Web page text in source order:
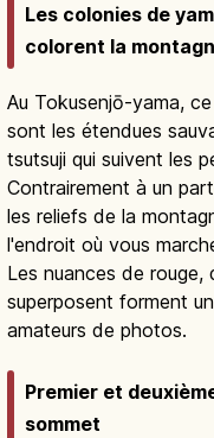
Les colonies de
colorent la
Au Tokusenjō-yama,
sont les étendues
tsutsuji qui suivent les
Contrairement à un
les reliefs de la
l'endroit où vous
Les nuances de rouge,
superposent forment
amateurs de photos.
Premier et
sommet